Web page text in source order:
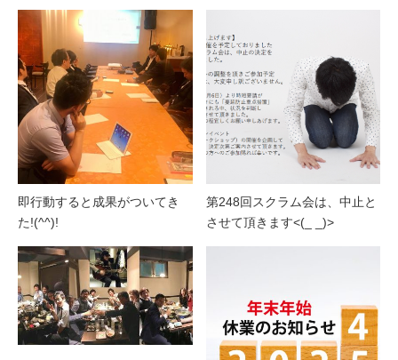
即行動すると成果がついてき
た!(^^)!
第248回スクラム会は、中止と
させて頂きます<(_ _)>